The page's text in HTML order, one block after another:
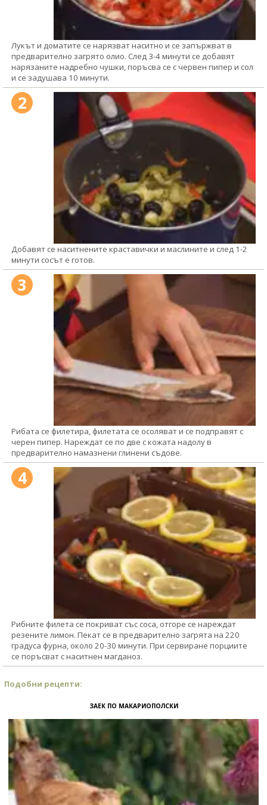
Лукът и доматите се нарязват наситно и се запържват в
предварително загрято олио. След 3-4 минути се добавят
нарязаните надребно чушки, поръсва се с червен пипер и сол
и се задушава 10 минути.
2
Добавят се наситнените краставички и маслините и след 1-2
минути сосът е готов.
3
Рибата се филетира, филетата се осоляват и се подправят с
черен пипер. Нареждат се по две с кожата надолу в
предварително намазнени глинени съдове.
4
Рибните филета се покриват със соса, отгоре се нареждат
резените лимон. Пекат се в предварително загрята на 220
градуса фурна, около 20-30 минути. При сервиране порциите
се поръсват с наситнен магданоз.
Подобни рецепти:
ЗАЕК ПО МАКАРИОПОЛСКИ